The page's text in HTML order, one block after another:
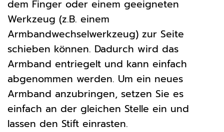
dem Finger oder einem geeigneten
Werkzeug (z.B. einem
Armbandwechselwerkzeug) zur Seite
schieben können. Dadurch wird das
Armband entriegelt und kann einfach
abgenommen werden. Um ein neues
Armband anzubringen, setzen Sie es
einfach an der gleichen Stelle ein und
lassen den Stift einrasten.